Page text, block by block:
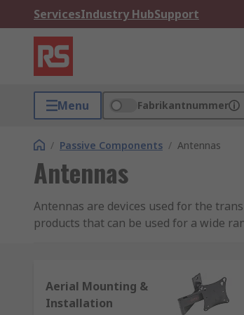
ServicesIndustry HubSupport
Menu Fabrikantnummer
/ Passive Components / Antennas
Antennas
Antennas are devices used for the
products that can be used for a wide
GPS antennas can receive and/ or
electronic signals, so they can be used
Aerial Mounting &
Installation